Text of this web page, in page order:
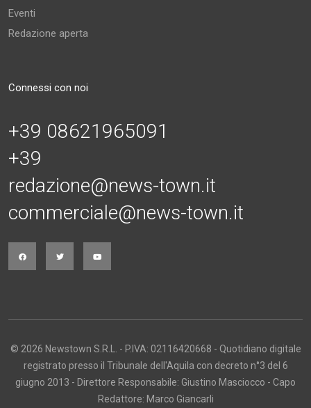
Eventi
Redazione aperta
Connessi con noi
+39 08621965091
+39
redazione@news-town.it
commerciale@news-town.it
© 2026 Newstown S.R.L. - P.IVA: 02116420668 - Quotidiano digitale
registrato presso il Tribunale dell'Aquila con decreto n°3 del 6
giugno 2013 - Direttore Responsabile: Giustino Masciocco - Capo
Redattore: Marco Giancarli